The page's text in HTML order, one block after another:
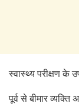
स्वास्थ्य परीक्षण के
पूर्व से बीमार